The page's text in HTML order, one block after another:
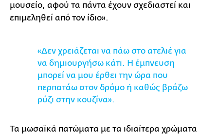
μουσείο, αφού τα πάντα έχουν σχεδιαστεί και
επιμεληθεί από τον ίδιο».
«Δεν χρειάζεται να πάω στο ατελιέ για
να δημιουργήσω κάτι. Η έμπνευση
μπορεί να μου έρθει την ώρα που
περπατάω στον δρόμο ή καθώς βράζω
ρύζι στην κουζίνα».
Τα μωσαϊκά πατώματα με τα ιδιαίτερα χρώματα